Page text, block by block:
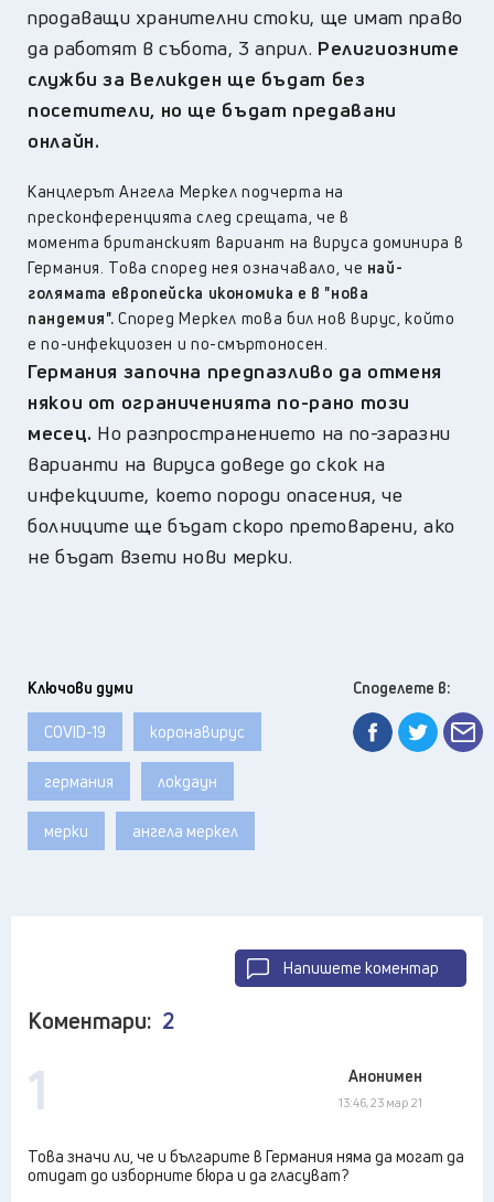
продаващи хранителни стоки, ще имат право
да работят в събота, 3 април. Религиозните
служби за Великден ще бъдат без
посетители, но ще бъдат предавани
онлайн.
Канцлерът Ангела Меркел подчерта на
пресконференцията след срещата, че в
момента британският вариант на вируса доминира в
Германия. Това според нея означавало, че най-
голямата европейска икономика е в "нова
пандемия". Според Меркел това бил нов вирус, който
е по-инфекциозен и по-смъртоносен.
Германия започна предпазливо да отменя
някои от ограниченията по-рано този
месец. Но разпространението на по-заразни
варианти на вируса доведе до скок на
инфекциите, което породи опасения, че
болниците ще бъдат скоро претоварени, ако
не бъдат взети нови мерки.
Ключови думи
COVID-19 коронавирус
германия локдаун
мерки ангела меркел
Споделете в:
Напишете коментар
Коментари: 2
1 Анонимен
13:46, 23 мар 21
Това значи ли, че и българите в Германия няма да могат да
отидат до изборните бюра и да гласуват?